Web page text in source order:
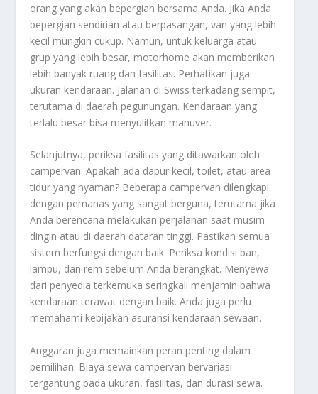
orang yang akan bepergian bersama Anda. Jika Anda
bepergian sendirian atau berpasangan, van yang lebih
kecil mungkin cukup. Namun, untuk keluarga atau
grup yang lebih besar, motorhome akan memberikan
lebih banyak ruang dan fasilitas. Perhatikan juga
ukuran kendaraan. Jalanan di Swiss terkadang sempit,
terutama di daerah pegunungan. Kendaraan yang
terlalu besar bisa menyulitkan manuver.
Selanjutnya, periksa fasilitas yang ditawarkan oleh
campervan. Apakah ada dapur kecil, toilet, atau area
tidur yang nyaman? Beberapa campervan dilengkapi
dengan pemanas yang sangat berguna, terutama jika
Anda berencana melakukan perjalanan saat musim
dingin atau di daerah dataran tinggi. Pastikan semua
sistem berfungsi dengan baik. Periksa kondisi ban,
lampu, dan rem sebelum Anda berangkat. Menyewa
dari penyedia terkemuka seringkali menjamin bahwa
kendaraan terawat dengan baik. Anda juga perlu
memahami kebijakan asuransi kendaraan sewaan.
Anggaran juga memainkan peran penting dalam
pemilihan. Biaya sewa campervan bervariasi
tergantung pada ukuran, fasilitas, dan durasi sewa.